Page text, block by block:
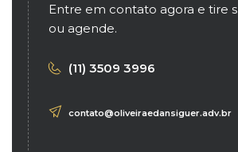
Entre em contato agora e tire
ou agende.
(11) 3509 3996
contato@oliveiraedansiguer.adv.br